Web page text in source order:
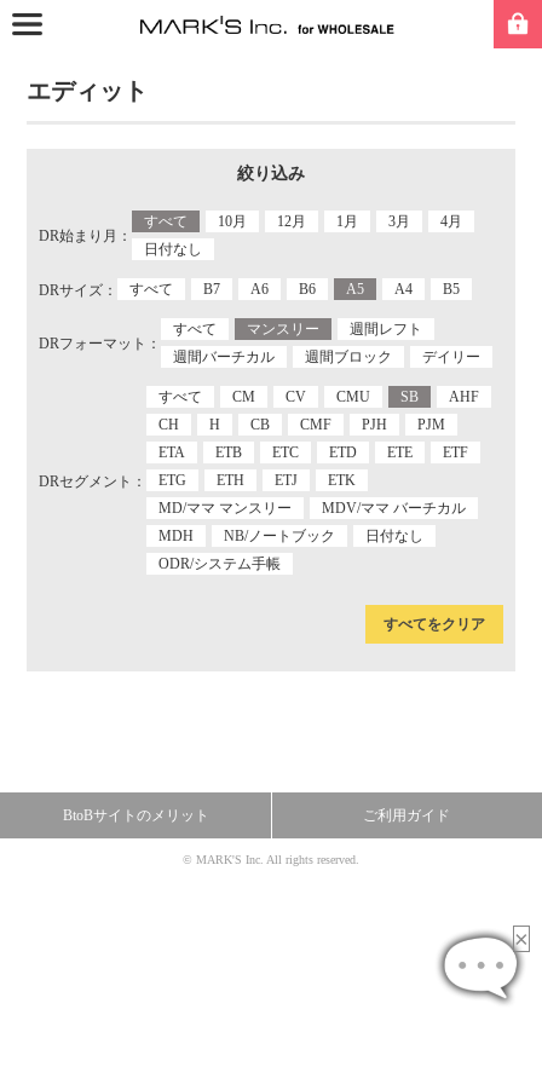
エディット
絞り込み
DR始まり月：
すべて 10月 12月 1月 3月
4月
日付なし
DRサイズ： すべて B7 A6 B6 A5 A4 B5
DRフォーマット：
すべて マンスリー
週間レフト
週間バーチカル
週間ブロック デイリー
DRセグメント：
すべて CM CV CMU SB
AHF
CH
H CB CMF PJH
PJM
ETA
ETB ETC ETD ETE
ETF
ETG
ETH ETJ
ETK
MD/ママ マンスリー
MDV/ママ バーチカル
MDH
NB/ノートブック
日付なし
ODR/システム手帳
すべてをクリア
BtoBサイトのメリット ご利用ガイド
© MARK'S Inc. All rights reserved.